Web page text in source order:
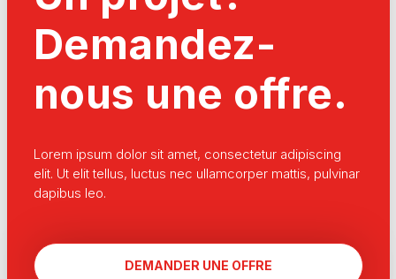
Demandez-
nous une offre.
Lorem ipsum dolor sit amet, consectetur adipiscing
elit. Ut elit tellus, luctus nec ullamcorper mattis, pulvinar
dapibus leo.
DEMANDER UNE OFFRE